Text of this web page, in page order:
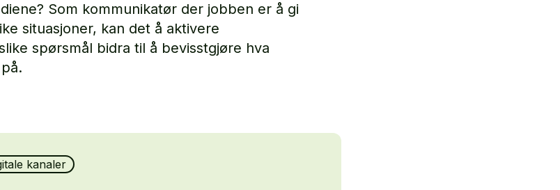
Som kommunikatør der jobben er å gi
situasjoner, kan det å aktivere
spørsmål bidra til å bevisstgjøre hva
kanaler